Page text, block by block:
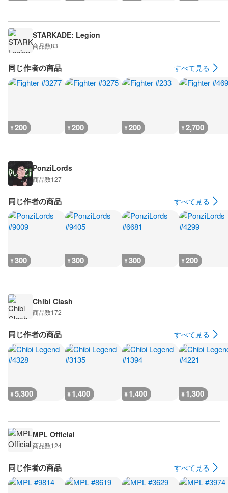
STARKADE: Legion
商品数83
同じ作者の商品 すべて見る
¥200 ¥200 ¥200 ¥2,700
PonziLords
商品数127
同じ作者の商品 すべて見る
¥300 ¥300 ¥300 ¥200
Chibi Clash
商品数172
同じ作者の商品 すべて見る
¥5,300 ¥1,400 ¥1,400 ¥1,300
MPL Official
商品数124
同じ作者の商品 すべて見る